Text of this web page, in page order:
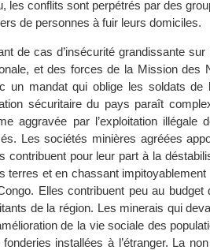
les conflits sont perpétrés par des
de personnes à fuir leurs domiciles.
de cas d’insécurité grandissante
et des forces de la Mission des
un mandat qui oblige les soldats
sécuritaire du pays paraît
aggravée par l’exploitation
Les sociétés minières agréées
contribuent pour leur part à la
terres et en chassant
Elles contribuent peu au
de la région. Les minerais qui
de la vie sociale des
installées à l’étranger. La